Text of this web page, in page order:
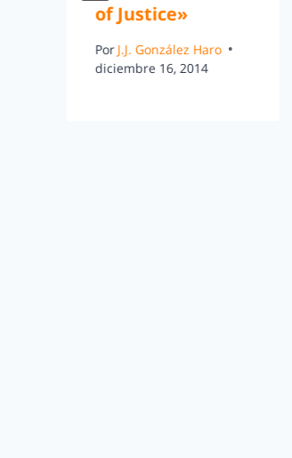
of Justice»
PorJ.J. González Haro
diciembre 16, 2014